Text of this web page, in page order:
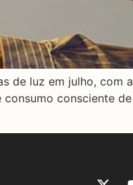
de luz em julho, com a
consumo consciente de